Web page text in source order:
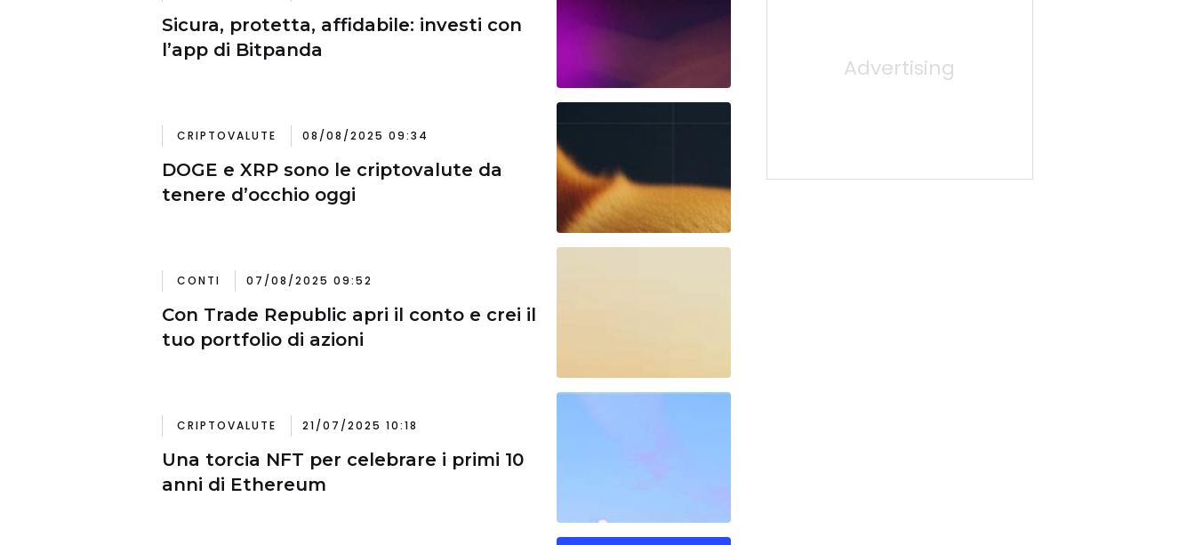
Sicura, protetta, affidabile: investi con
l’app di Bitpanda
CRIPTOVALUTE 08/08/2025 09:34
DOGE e XRP sono le criptovalute da
tenere d’occhio oggi
CONTI 07/08/2025 09:52
Con Trade Republic apri il conto e crei il
tuo portfolio di azioni
CRIPTOVALUTE 21/07/2025 10:18
Una torcia NFT per celebrare i primi 10
anni di Ethereum